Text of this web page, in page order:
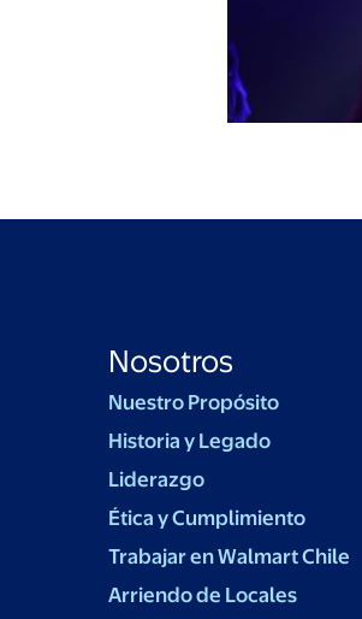
Nosotros
Nuestro Propósito
Historia y Legado
Liderazgo
Ética y Cumplimiento
Trabajar en Walmart Chile
Arriendo de Locales